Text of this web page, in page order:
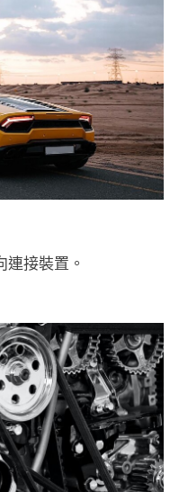
連接裝置。